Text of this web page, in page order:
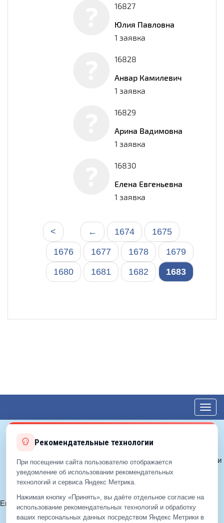
16827
Юлия Павловна
1 заявка
16828
Анвар Камилевич
1 заявка
16829
Арина Вадимовна
1 заявка
16830
Елена Евгеньевна
1 заявка
←
< 1674
1675
1676
1677 1678
1679
1680
1681 1682 1683
© 2012—2026 ЕДС-Королёв
Политика конфиденциальности
Политика cookie
Согласие на обработку ПДн
Email: info@eds-korolev.ru
+7 (499) 929-99-99
+7 (495)512-00-11
Рекомендательные технологии
При посещении сайта пользователю отображается
уведомление об использовании рекомендательных
технологий и сервиса Яндекс Метрика.
Нажимая кнопку «Принять», вы даёте отдельное согласие на
использование рекомендательных технологий и обработку
ваших персональных данных посредством Яндекс Метрики в